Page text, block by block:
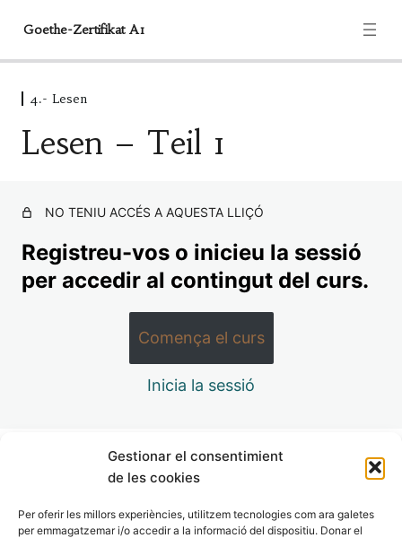
Gestionar el consentimient
de les cookies
Per oferir les millors experiències, utilitzem tecnologies com ara galetes
per emmagatzemar i/o accedir a la informació del dispositiu. Donar el
Goethe-Zertifikat A1
Informationen
2.- Überblick über die Prüfung
3 lliçons
3. Hören
Lesen – Teil 1
Lesen – Übung 1
Lesen – Übung 2
4.- Lesen
Lesen – Teil 1
NO TENIU ACCÉS A AQUESTA LLIÇÓ
Registreu-vos o inicieu la sessió
per accedir al contingut del curs.
Comença el curs
Inicia la sessió
Següent